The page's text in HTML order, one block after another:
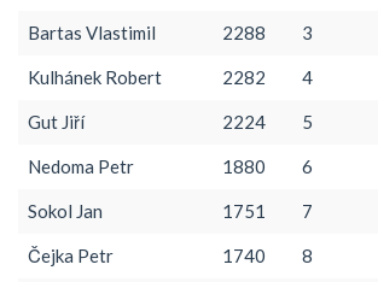
Bartas Vlastimil 2288 3
Kulhánek Robert 2282 4
Gut Jiří 2224 5
Nedoma Petr 1880 6
Sokol Jan 1751 7
Čejka Petr 1740 8